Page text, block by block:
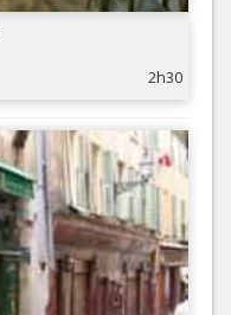
2h30